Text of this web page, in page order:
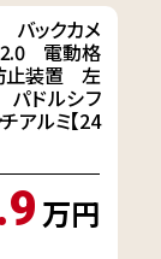
ックカメ
電動格
止装置 左
ドルシフ
アルミ【24
万円